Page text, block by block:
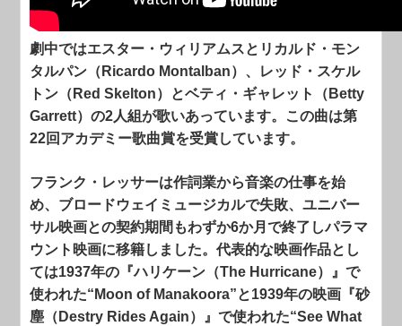
劇中ではエスター・ウィリアムスとリカルド・モン
タルパン（Ricardo Montalban）、レッド・スケル
トン（Red Skelton）とベティ・ギャレット（Betty
Garrett）の2人組が歌いあっています。この曲は第
22回アカデミー歌曲賞を受賞しています。
フランク・レッサーは作詞業から音楽の仕事を始
め、ブロードウェイミュージカルで失敗、ユニバー
サル映画との契約期間もわずか6か月で終了しパラマ
ウント映画に移籍しました。代表的な映画作品とし
ては1937年の『ハリケーン（The Hurricane）』で
使われた“Moon of Manakoora”と1939年の映画『砂
塵（Destry Rides Again）』で使われた“See What